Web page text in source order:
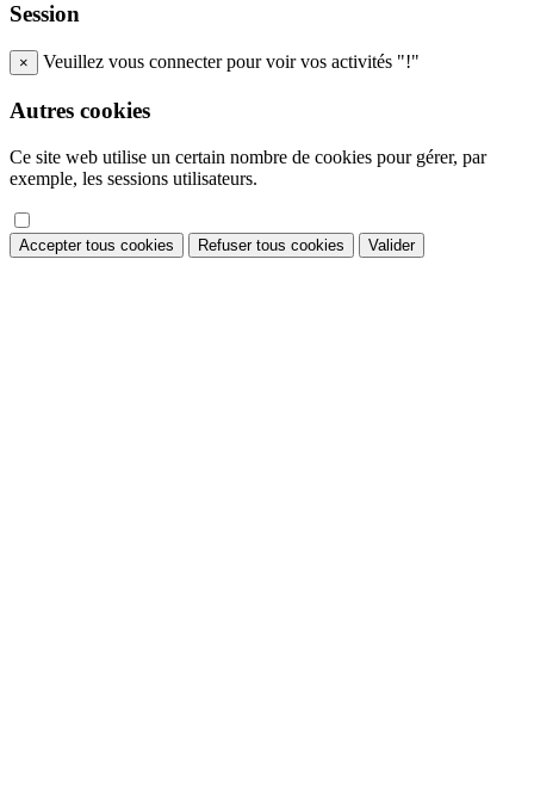
Session
× Veuillez vous connecter pour voir vos activités "!"
Autres cookies
Ce site web utilise un certain nombre de cookies pour gérer, par
exemple, les sessions utilisateurs.
Accepter tous cookies Refuser tous cookies Valider